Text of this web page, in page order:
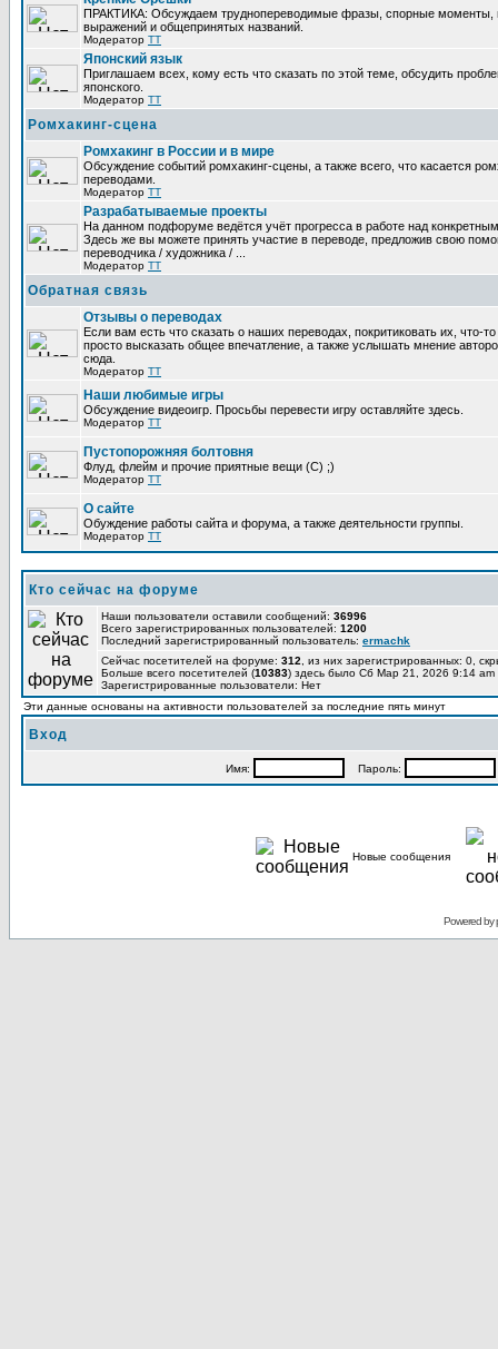
ПРАКТИКА: Обсуждаем труднопереводимые фразы, спорные моменты,
выражений и общепринятых названий.
Модератор TT
Японский язык
Приглашаем всех, кому есть что сказать по этой теме, обсудить
японского.
Модератор TT
Ромхакинг-сцена
Ромхакинг в России и в мире
Обсуждение событий ромхакинг-сцены, а также всего, что касается
переводами.
Модератор TT
Разрабатываемые проекты
На данном подфоруме ведётся учёт прогресса в работе над
Здесь же вы можете принять участие в переводе, предложив свою
переводчика / художника / ...
Модератор TT
Обратная связь
Отзывы о переводах
Если вам есть что сказать о наших переводах, покритиковать их, что-
просто высказать общее впечатление, а также услышать мнение
сюда.
Модератор TT
Наши любимые игры
Обсуждение видеоигр. Просьбы перевести игру оставляйте здесь.
Модератор TT
Пустопорожняя болтовня
Флуд, флейм и прочие приятные вещи (C) ;)
Модератор TT
О сайте
Обуждение работы сайта и форума, а также деятельности группы.
Модератор TT
Кто сейчас на форуме
Наши пользователи оставили сообщений: 36996
Всего зарегистрированных пользователей: 1200
Последний зарегистрированный пользователь: ermachk
Сейчас посетителей на форуме: 312 , из них зарегистрированных: 0,
Больше всего посетителей (10383) здесь было Сб Мар 21, 2026 9:14 am
Зарегистрированные пользователи: Нет
Эти данные основаны на активности пользователей за последние пять минут
Вход
Имя: Пароль:
Новые сообщения
Powered by